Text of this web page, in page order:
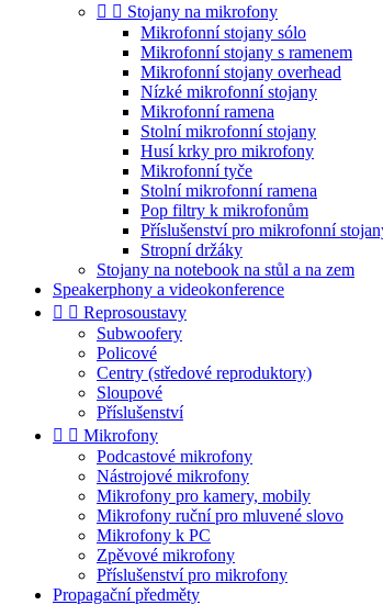
  Stojany na mikrofony
Mikrofonní stojany sólo
Mikrofonní stojany s ramenem
Mikrofonní stojany overhead
Nízké mikrofonní stojany
Mikrofonní ramena
Stolní mikrofonní stojany
Husí krky pro mikrofony
Mikrofonní tyče
Stolní mikrofonní ramena
Pop filtry k mikrofonům
Příslušenství pro mikrofonní
Stropní držáky
Stojany na notebook na stůl a na zem
Speakerphony a videokonference
  Reprosoustavy
Subwoofery
Policové
Centry (středové reproduktory)
Sloupové
Příslušenství
  Mikrofony
Podcastové mikrofony
Nástrojové mikrofony
Mikrofony pro kamery, mobily
Mikrofony ruční pro mluvené slovo
Mikrofony k PC
Zpěvové mikrofony
Příslušenství pro mikrofony
Propagační předměty